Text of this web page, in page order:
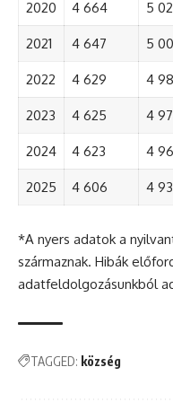
2020 4 664 5
2021 4 647 5
2022 4 629 4
2023 4 625 4
2024 4 623 4
2025 4 606 4
*A nyers adatok a
származnak. Hibák
adatfeldolgozásunkból
TAGGED: község